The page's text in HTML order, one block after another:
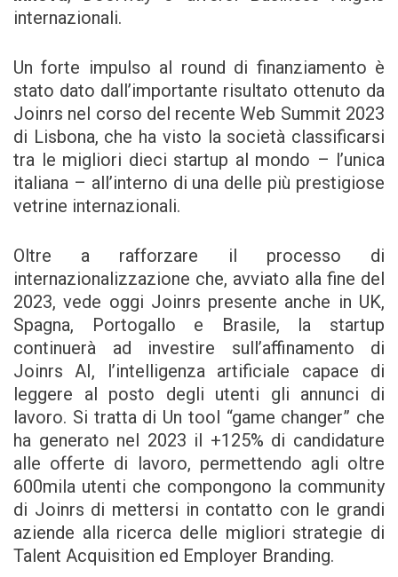
internazionali.
Un forte impulso al round di finanziamento è
stato dato dall’importante risultato ottenuto da
Joinrs nel corso del recente Web Summit 2023
di Lisbona, che ha visto la società classificarsi
tra le migliori dieci startup al mondo – l’unica
italiana – all’interno di una delle più prestigiose
vetrine internazionali.
Oltre a rafforzare il processo di
internazionalizzazione che, avviato alla fine del
2023, vede oggi Joinrs presente anche in UK,
Spagna, Portogallo e Brasile, la startup
continuerà ad investire sull’affinamento di
Joinrs AI, l’intelligenza artificiale capace di
leggere al posto degli utenti gli annunci di
lavoro. Si tratta di Un tool “game changer” che
ha generato nel 2023 il +125% di candidature
alle offerte di lavoro, permettendo agli oltre
600mila utenti che compongono la community
di Joinrs di mettersi in contatto con le grandi
aziende alla ricerca delle migliori strategie di
Talent Acquisition ed Employer Branding.